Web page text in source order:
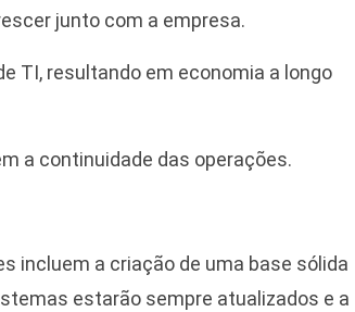
junto com a empresa.
TI, resultando em economia a longo
a continuidade das operações.
incluem a criação de uma base sólida
estarão sempre atualizados e a